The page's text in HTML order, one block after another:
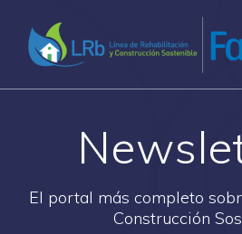
al
El portal más completo
Construcción